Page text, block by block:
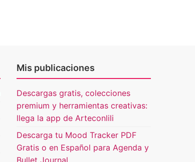
Mis publicaciones
Descargas gratis, colecciones
premium y herramientas creativas:
llega la app de Arteconlili
Descarga tu Mood Tracker PDF
Gratis o en Español para Agenda y
Bullet Journal